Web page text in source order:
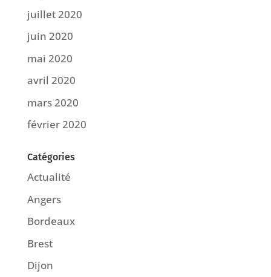
juillet 2020
juin 2020
mai 2020
avril 2020
mars 2020
février 2020
Catégories
Actualité
Angers
Bordeaux
Brest
Dijon